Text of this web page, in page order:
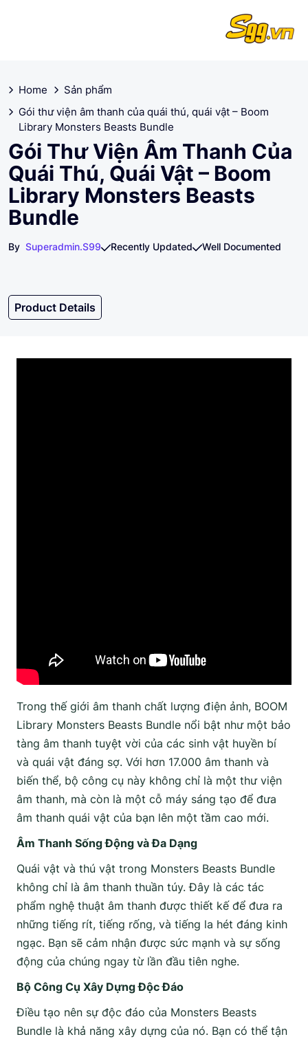
Home
Sản phẩm
Gói thư viện âm thanh của quái thú, quái vật – Boom
Library Monsters Beasts Bundle
Gói Thư Viện Âm Thanh Của
Quái Thú, Quái Vật – Boom
Library Monsters Beasts
Bundle
By Superadmin.s99 Recently Updated Well Documented
Product Details
Trong thế giới âm thanh chất lượng điện ảnh, BOOM
Library Monsters Beasts Bundle nổi bật như một bảo
tàng âm thanh tuyệt vời của các sinh vật huyền bí
và quái vật đáng sợ. Với hơn 17.000 âm thanh và
biến thể, bộ công cụ này không chỉ là một thư viện
âm thanh, mà còn là một cỗ máy sáng tạo để đưa
âm thanh quái vật của bạn lên một tầm cao mới.
Âm Thanh Sống Động và Đa Dạng
Quái vật và thú vật trong Monsters Beasts Bundle
không chỉ là âm thanh thuần túy. Đây là các tác
phẩm nghệ thuật âm thanh được thiết kế để đưa ra
những tiếng rít, tiếng rống, và tiếng la hét đáng kinh
ngạc. Bạn sẽ cảm nhận được sức mạnh và sự sống
động của chúng ngay từ lần đầu tiên nghe.
Bộ Công Cụ Xây Dựng Độc Đáo
Điều tạo nên sự độc đáo của Monsters Beasts
Bundle là khả năng xây dựng của nó. Bạn có thể tận